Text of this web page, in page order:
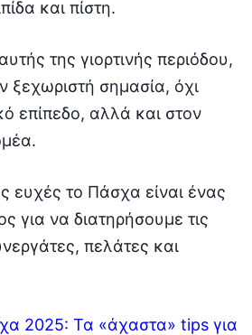
και πίστη.
της γιορτινής περιόδου,
ξεχωριστή σημασία, όχι
επίπεδο, αλλά και στον
ευχές το Πάσχα είναι ένας
για να διατηρήσουμε τις
πελάτες και
2025: Τα «άχαστα» tips για